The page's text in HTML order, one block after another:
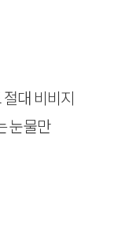
대 비비지
눈물만